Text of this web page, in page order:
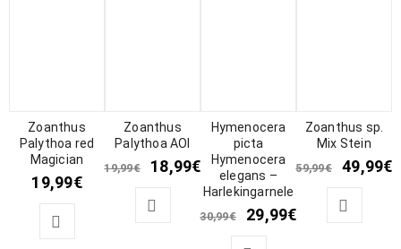
Zoanthus
Palythoa red
Magician
19,99€
Zoanthus
Palythoa AOI
19,99€ 18,99€
Hymenocera
picta
Hymenocera
elegans –
Harlekingarnele
30,99€ 29,99€
Zoanthus sp.
Mix Stein
59,99€ 49,99€